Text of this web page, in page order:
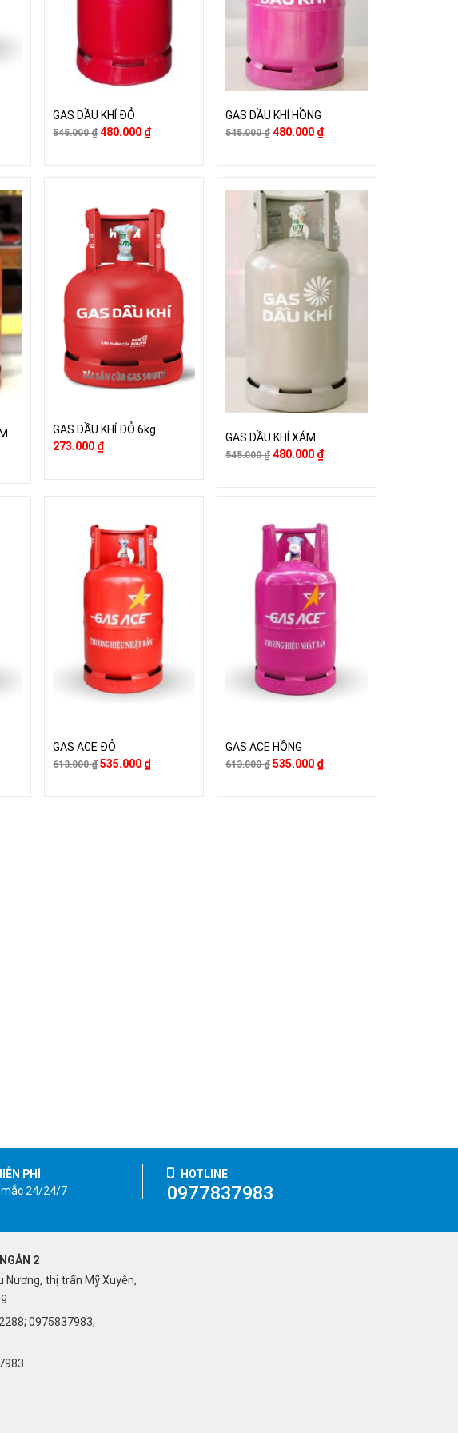
GAS DẦU KHÍ ĐỎ
545.000₫ 480.000 ₫
GAS DẦU KHÍ HỒNG
545.000₫ 480.000 ₫
GAS DẦU KHÍ ĐỎ 6kg
273.000 ₫
GAS DẦU KHÍ XÁM
545.000₫ 480.000 ₫
GAS ACE ĐỎ
613.000₫ 535.000 ₫
GAS ACE HỒNG
613.000₫ 535.000 ₫
PHÍ
mắc 24/24/7
HOTLINE
0977837983
2
Nương, thị trấn Mỹ Xuyên,
0975837983;